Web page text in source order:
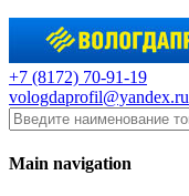
+7 (8172) 70-91-19
vologdaprofil@yandex.ru
Main navigation